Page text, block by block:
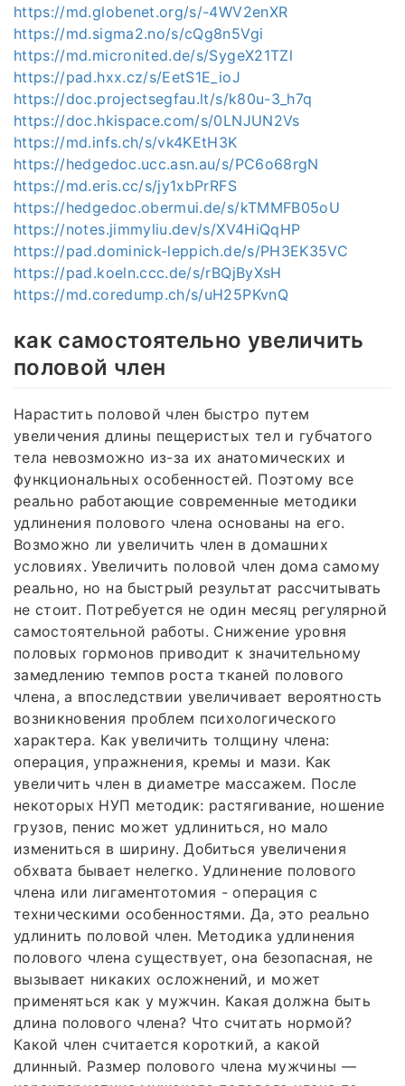
https://md.globenet.org/s/-4WV2enXR
https://md.sigma2.no/s/cQg8n5Vgi
https://md.micronited.de/s/SygeX21TZl
https://pad.hxx.cz/s/EetS1E_ioJ
https://doc.projectsegfau.lt/s/k80u-3_h7q
https://doc.hkispace.com/s/0LNJUN2Vs
https://md.infs.ch/s/vk4KEtH3K
https://hedgedoc.ucc.asn.au/s/PC6o68rgN
https://md.eris.cc/s/jy1xbPrRFS
https://hedgedoc.obermui.de/s/kTMMFB05oU
https://notes.jimmyliu.dev/s/XV4HiQqHP
https://pad.dominick-leppich.de/s/PH3EK35VC
https://pad.koeln.ccc.de/s/rBQjByXsH
https://md.coredump.ch/s/uH25PKvnQ
как самостоятельно увеличить
половой член
Нарастить половой член быстро путем
увеличения длины пещеристых тел и губчатого
тела невозможно из-за их анатомических и
функциональных особенностей. Поэтому все
реально работающие современные методики
удлинения полового члена основаны на его.
Возможно ли увеличить член в домашних
условиях. Увеличить половой член дома самому
реально, но на быстрый результат рассчитывать
не стоит. Потребуется не один месяц регулярной
самостоятельной работы. Снижение уровня
половых гормонов приводит к значительному
замедлению темпов роста тканей полового
члена, а впоследствии увеличивает вероятность
возникновения проблем психологического
характера. Как увеличить толщину члена:
операция, упражнения, кремы и мази. Как
увеличить член в диаметре массажем. После
некоторых НУП методик: растягивание, ношение
грузов, пенис может удлиниться, но мало
измениться в ширину. Добиться увеличения
обхвата бывает нелегко. Удлинение полового
члена или лигаментотомия - операция с
техническими особенностями. Да, это реально
удлинить половой член. Методика удлинения
полового члена существует, она безопасная, не
вызывает никаких осложнений, и может
применяться как у мужчин. Какая должна быть
длина полового члена? Что считать нормой?
Какой член считается короткий, а какой
длинный. Размер полового члена мужчины —